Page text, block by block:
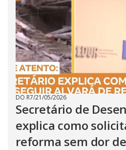
DO R7/21/05/2026
Secretário de
explica como
reforma sem dor